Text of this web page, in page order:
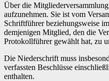
Über die
aufzunehmen. Sie ist vom
Schriftführer beziehungsweise
demjenigen Mitglied, den die
Protokollführer gewählt hat, zu
Die Niederschrift muss
verfassten Beschlüsse
enthalten.